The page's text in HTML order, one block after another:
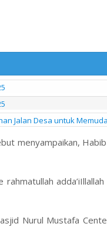
Jalan Desa untuk
menyampaikan,
Nurul Mustafa